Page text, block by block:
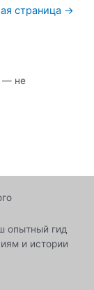
страница →
— не
опытный гид
и истории